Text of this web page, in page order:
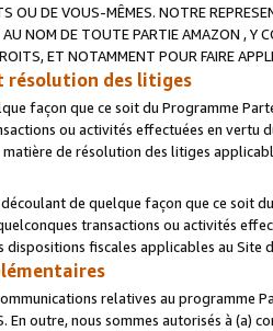
OU DE VOUS-MÊMES. NOTRE
NOM DE TOUTE PARTIE AMAZON , Y
ET NOTAMMENT POUR FAIRE
résolution des litiges
façon que ce soit du Programme
ou activités effectuées en vertu
de résolution des litiges
de quelque façon que ce soit
transactions ou activités
dispositions fiscales applicables au Site
relatives au programme
En outre, nous sommes autorisés à